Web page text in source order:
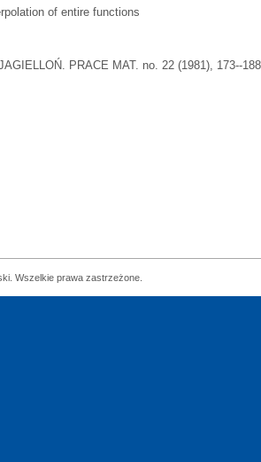
of entire functions
PRACE MAT. no. 22 (1981), 173--188
Wszelkie prawa zastrzeżone.